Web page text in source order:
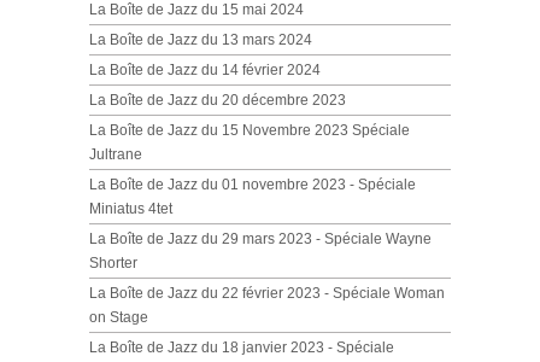
La Boîte de Jazz du 15 mai 2024
La Boîte de Jazz du 13 mars 2024
La Boîte de Jazz du 14 février 2024
La Boîte de Jazz du 20 décembre 2023
La Boîte de Jazz du 15 Novembre 2023 Spéciale
Jultrane
La Boîte de Jazz du 01 novembre 2023 - Spéciale
Miniatus 4tet
La Boîte de Jazz du 29 mars 2023 - Spéciale Wayne
Shorter
La Boîte de Jazz du 22 février 2023 - Spéciale Woman
on Stage
La Boîte de Jazz du 18 janvier 2023 - Spéciale